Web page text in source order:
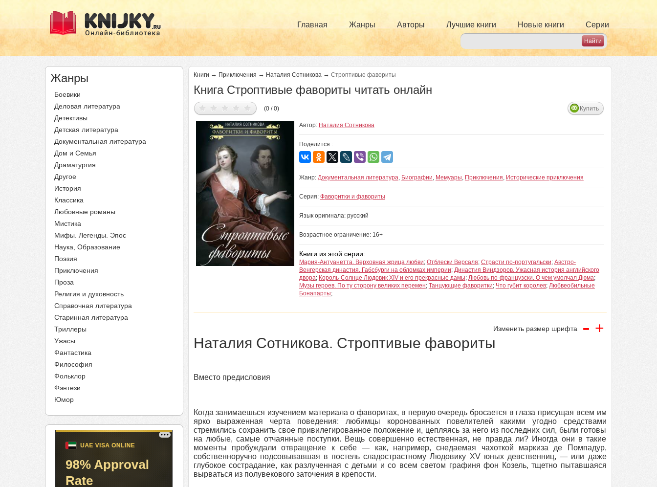
Главная Жанры Авторы Лучшие книги Новые книги Серии
Жанры
Боевики
Деловая литература
Детективы
Детская литература
Документальная литература
Дом и Семья
Драматургия
Другое
История
Классика
Любовные романы
Мистика
Мифы. Легенды. Эпос
Наука, Образование
Поэзия
Приключения
Проза
Религия и духовность
Справочная литература
Старинная литература
Триллеры
Ужасы
Фантастика
Философия
Фольклор
Фэнтези
Юмор
Книги → Приключения → Наталия Сотникова → Строптивые фавориты
Книга Строптивые фавориты читать онлайн
(0 / 0) Купить
Автор: Наталия Сотникова
Поделится :
Жанр: Документальная литература, Биографии, Мемуары, Приключения, Исторические приключения
Серия: Фаворитки и фавориты
Язык оригинала: русский
Возрастное ограничение: 16+
Книги из этой серии:
Мария-Антуанетта. Верховная жрица любви; Отблески Версаля; Страсти по-португальски; Австро-
Венгерская династия. Габсбурги на обломках империи; Династия Виндзоров. Ужасная история английского
двора; Король-Солнце Людовик XIV и его прекрасные дамы; Любовь по-французски. О чем умолчал Дюма;
Музы героев. По ту сторону великих перемен; Танцующие фаворитки; Что губит королев; Любвеобильные
Бонапарты;
Изменить размер шрифта - +
Наталия Сотникова. Строптивые фавориты
Вместо предисловия
Когда занимаешься изучением материала о фаворитах, в первую очередь бросается в глаза присущая всем им
ярко выраженная черта поведения: любимцы коронованных повелителей какими угодно средствами
стремились сохранить свое привилегированное положение и, цепляясь за него из последних сил, были готовы
на любые, самые отчаянные поступки. Вещь совершенно естественная, не правда ли? Иногда они в такие
моменты пробуждали отвращение к себе — как, например, снедаемая чахоткой маркиза де Помпадур,
собственноручно подсовывавшая в постель сладострастному Людовику XV юных девственниц, — или даже
глубокое сострадание, как разлученная с детьми и со всем светом графиня фон Козель, тщетно пытавшаяся
вырваться из полувекового заточения в крепости.